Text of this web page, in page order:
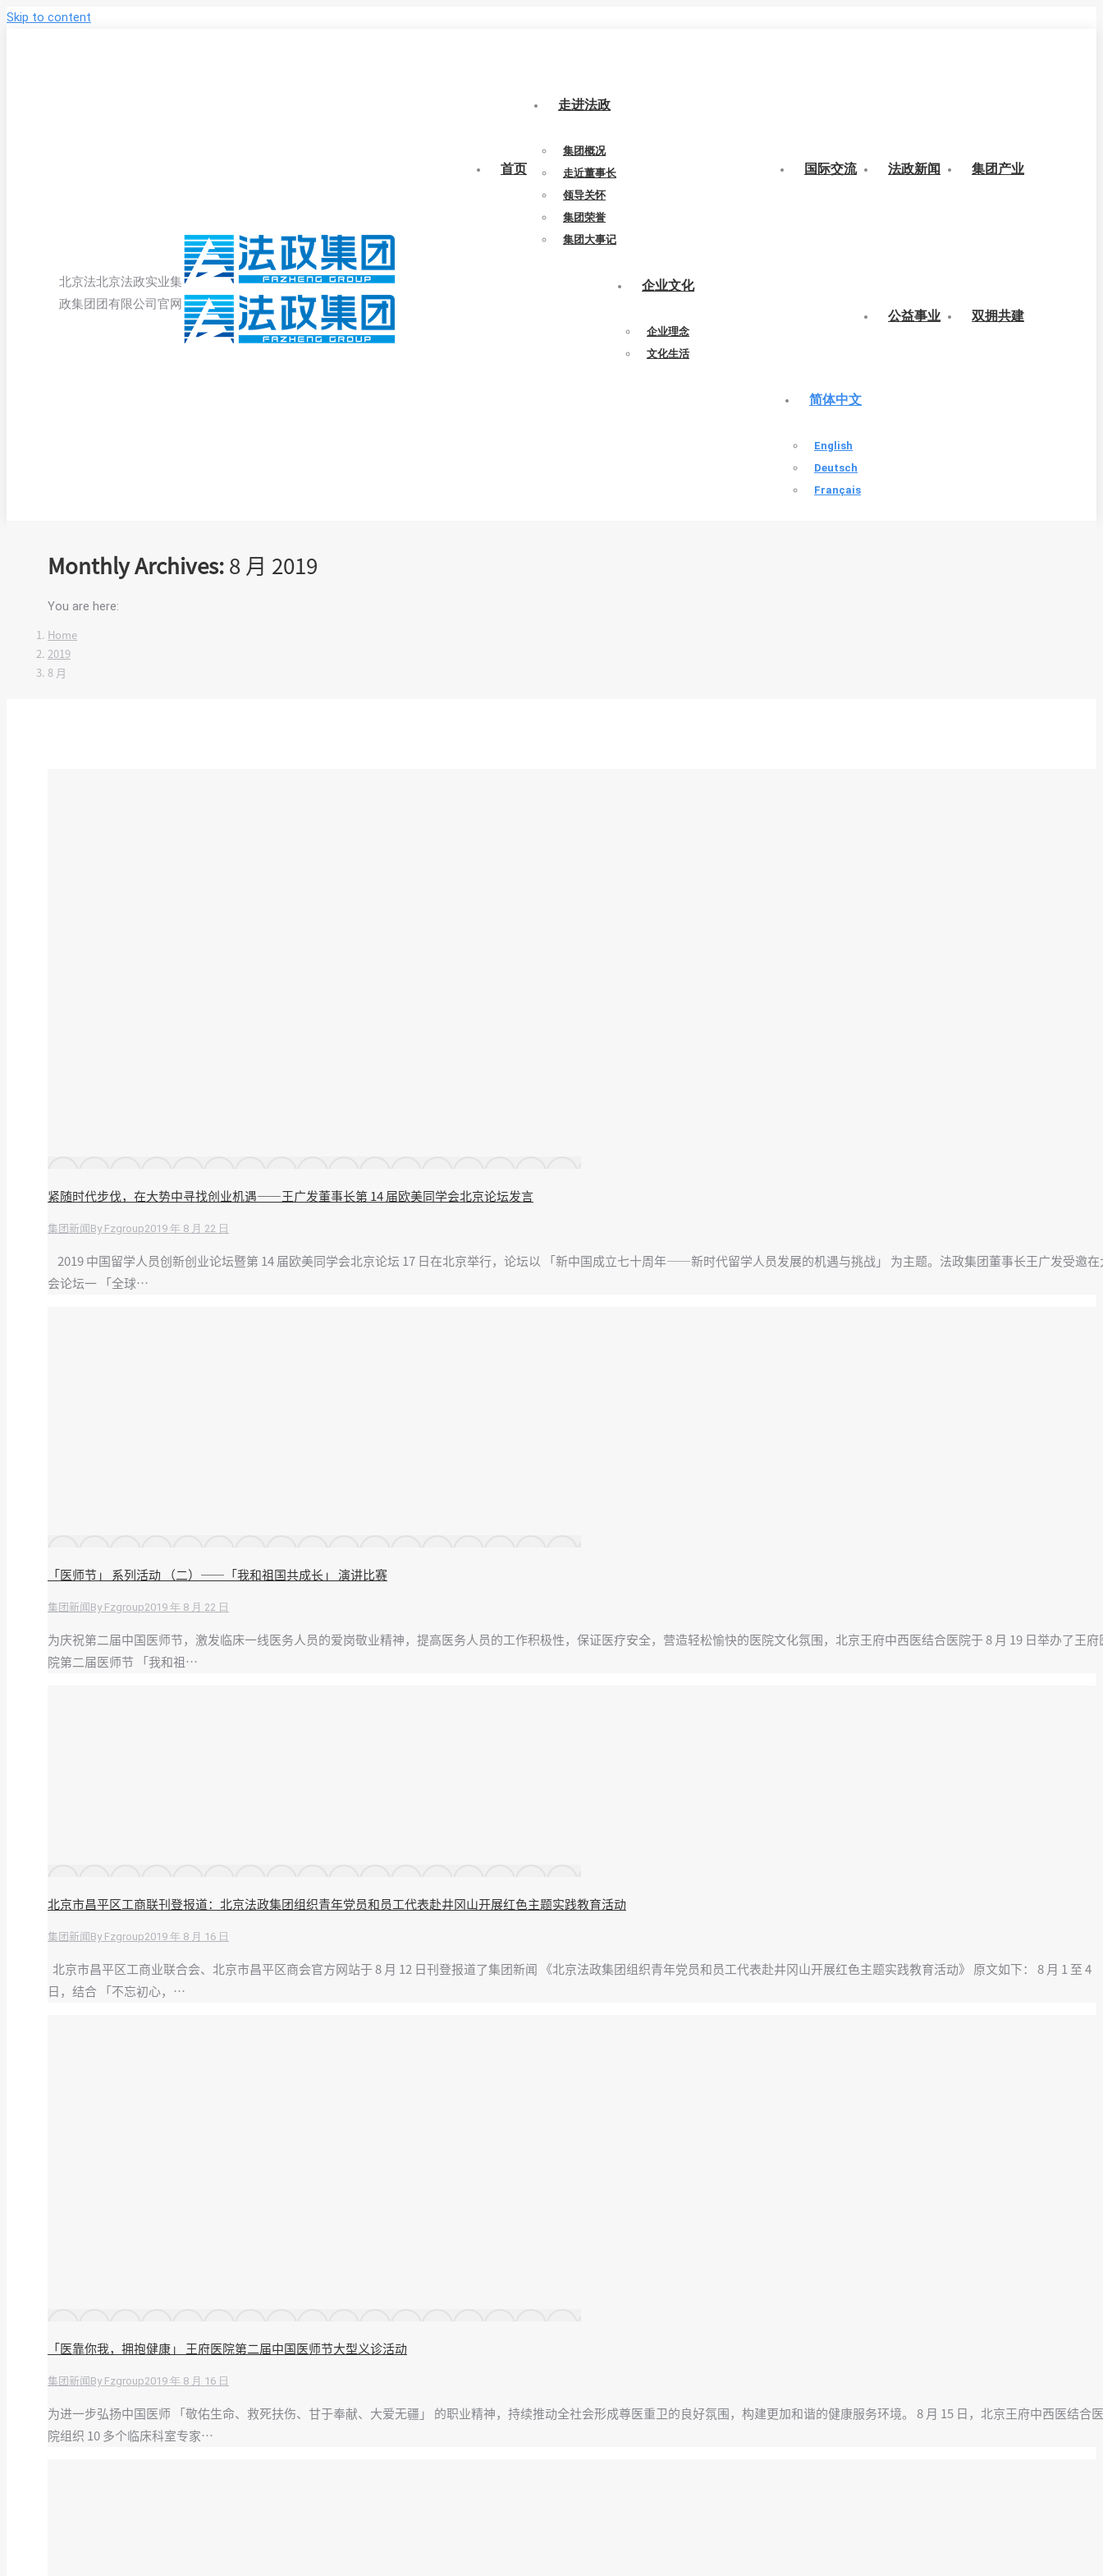
Skip to content
北京法
政集团
北京法政实业集
团有限公司官网
首页
走进法政
集团概况
走近董事长
领导关怀
集团荣誉
集团大事记
国际交流 法政新闻 集团产业
企业文化
企业理念
文化生活
公益事业 双拥共建
简体中文
English
Deutsch
Français
Monthly Archives: 8 月 2019
You are here:
Home
2019
8 月
紧随时代步伐，在大势中寻找创业机遇——王广发董事长第 14 届欧美同学会北京论坛发言
集团新闻 By Fzgroup2019 年 8 月 22 日
2019 中国留学人员创新创业论坛暨第 14 届欧美同学会北京论坛 17 日在北京举行，论坛以 「新中国成立七十周年——新时代留学人员发展的机遇与挑战」 为主题。法政集团董事长王广发受邀在
会论坛一 「全球…
「医师节」 系列活动 （二）——「我和祖国共成长」 演讲比赛
集团新闻 By Fzgroup2019 年 8 月 22 日
为庆祝第二届中国医师节，激发临床一线医务人员的爱岗敬业精神，提高医务人员的工作积极性，保证医疗安全，营造轻松愉快的医院文化氛围，北京王府中西医结合医院于 8 月 19 日举办了王府
院第二届医师节 「我和祖…
北京市昌平区工商联刊登报道：北京法政集团组织青年党员和员工代表赴井冈山开展红色主题实践教育活动
集团新闻 By Fzgroup2019 年 8 月 16 日
北京市昌平区工商业联合会、北京市昌平区商会官方网站于 8 月 12 日刊登报道了集团新闻 《北京法政集团组织青年党员和员工代表赴井冈山开展红色主题实践教育活动》 原文如下： 8 月 1 至 4
日，结合 「不忘初心，…
「医靠你我，拥抱健康」 王府医院第二届中国医师节大型义诊活动
集团新闻 By Fzgroup2019 年 8 月 16 日
为进一步弘扬中国医师 「敬佑生命、救死扶伤、甘于奉献、大爱无疆」 的职业精神，持续推动全社会形成尊医重卫的良好氛围，构建更加和谐的健康服务环境。 8 月 15 日，北京王府中西医结合医
院组织 10 多个临床科室专家…